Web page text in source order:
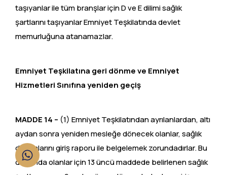
taşıyanlar ile tüm branşlar için D ve E dilimi sağlık
şartlarını taşıyanlar Emniyet Teşkilatında devlet
memurluğuna atanamazlar.
Emniyet Teşkilatına geri dönme ve Emniyet
Hizmetleri Sınıfına yeniden geçiş
MADDE 14 – (1) Emniyet Teşkilatından ayrılanlardan, altı
aydan sonra yeniden mesleğe dönecek olanlar, sağlık
durumlarını giriş raporu ile belgelemek zorundadırlar. Bu
durumda olanlar için 13 üncü maddede belirlenen sağlık